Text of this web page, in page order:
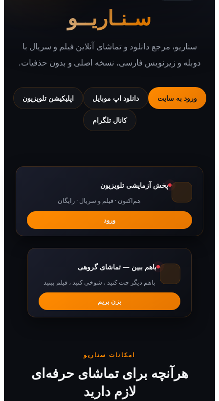
سـنـاریــو
مرجع دانلود و تماشای آنلاین فیلم و سریال با
و زیرنویس فارسی، نسخه اصلی و بدون حذفیات.
به سایت دانلود اپ موبایل اپلیکیشن تلویزیون
کانال تلگرام
پخش آزمایشی تلویزیون
هم‌اکنون · فیلم و سریال · رایگان
باهم ببین — تماشای گروهی
باهم دیگر چت کنید ، شوخی کنید ، فیلم ببنید
امکانات سناریو
برای تماشای حرفه‌ای
لازم دارید